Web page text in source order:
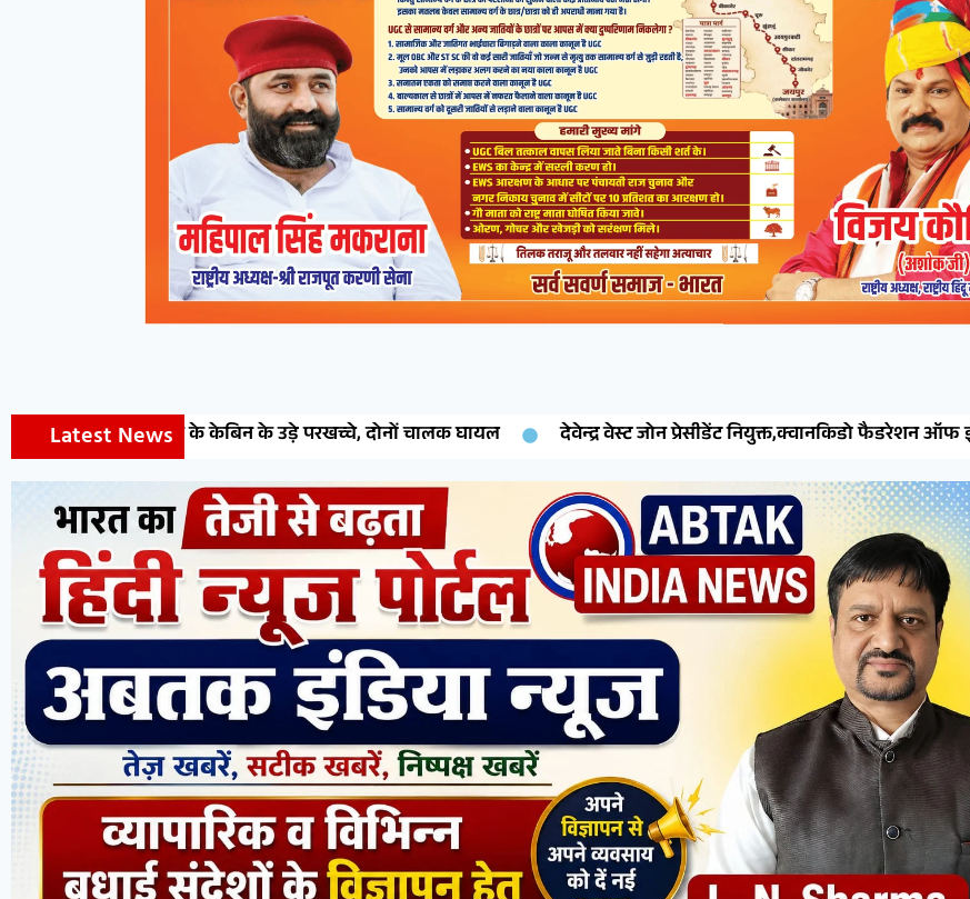
Latest News
के उड़े परखच्चे, दोनों चालक घायल देवेन्द्र वेस्ट जोन प्रेसीडेंट नियुक्त,क्वानकिडो फैडरेशन ऑफ इंडिया ने जारी किया नियुक्ति पत्र